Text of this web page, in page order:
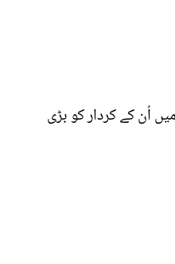
اُن کے کردار کو بڑی